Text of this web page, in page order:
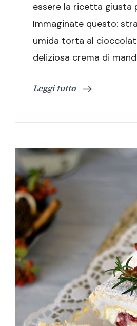
essere la ricetta giusta
Immaginate questo:
umida torta al
deliziosa crema di
Leggi tutto